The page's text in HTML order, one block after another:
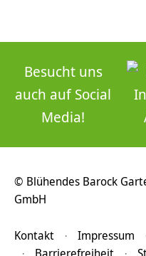
Besucht uns
auch auf Social
Media!
© Blühendes Barock
GmbH
Kontakt Impressum